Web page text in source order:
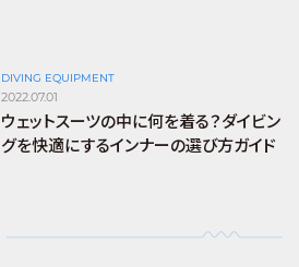
DIVING EQUIPMENT
2022.07.01
ウェットスーツの中に何を着る？ダイビン
グを快適にするインナーの選び方ガイド